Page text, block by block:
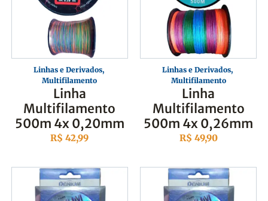
Linhas e Derivados,
Multifilamento
Linha
Multifilamento
500m 4x 0,20mm
R$ 42,99
Linhas e Derivados,
Multifilamento
Linha
Multifilamento
500m 4x 0,26mm
R$ 49,90